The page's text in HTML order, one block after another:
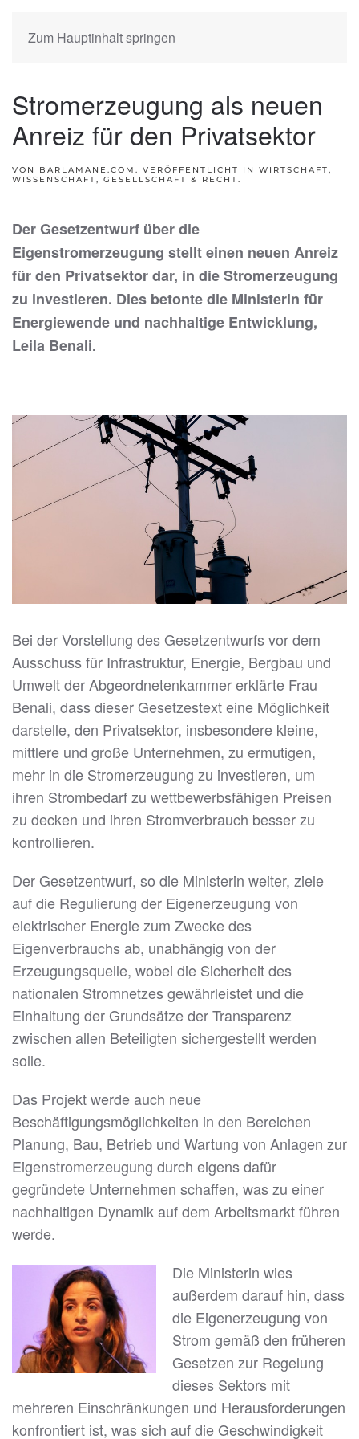
Zum Hauptinhalt springen
Stromerzeugung als neuen
Anreiz für den Privatsektor
VON BARLAMANE.COM. VERÖFFENTLICHT IN WIRTSCHAFT,
WISSENSCHAFT, GESELLSCHAFT & RECHT.
Der Gesetzentwurf über die
Eigenstromerzeugung stellt einen neuen Anreiz
für den Privatsektor dar, in die Stromerzeugung
zu investieren. Dies betonte die Ministerin für
Energiewende und nachhaltige Entwicklung,
Leila Benali.
Bei der Vorstellung des Gesetzentwurfs vor dem
Ausschuss für Infrastruktur, Energie, Bergbau und
Umwelt der Abgeordnetenkammer erklärte Frau
Benali, dass dieser Gesetzestext eine Möglichkeit
darstelle, den Privatsektor, insbesondere kleine,
mittlere und große Unternehmen, zu ermutigen,
mehr in die Stromerzeugung zu investieren, um
ihren Strombedarf zu wettbewerbsfähigen Preisen
zu decken und ihren Stromverbrauch besser zu
kontrollieren.
Der Gesetzentwurf, so die Ministerin weiter, ziele
auf die Regulierung der Eigenerzeugung von
elektrischer Energie zum Zwecke des
Eigenverbrauchs ab, unabhängig von der
Erzeugungsquelle, wobei die Sicherheit des
nationalen Stromnetzes gewährleistet und die
Einhaltung der Grundsätze der Transparenz
zwischen allen Beteiligten sichergestellt werden
solle.
Das Projekt werde auch neue
Beschäftigungsmöglichkeiten in den Bereichen
Planung, Bau, Betrieb und Wartung von Anlagen zur
Eigenstromerzeugung durch eigens dafür
gegründete Unternehmen schaffen, was zu einer
nachhaltigen Dynamik auf dem Arbeitsmarkt führen
werde.
Die Ministerin wies
außerdem darauf hin, dass
die Eigenerzeugung von
Strom gemäß den früheren
Gesetzen zur Regelung
dieses Sektors mit
mehreren Einschränkungen und Herausforderungen
konfrontiert ist, was sich auf die Geschwindigkeit